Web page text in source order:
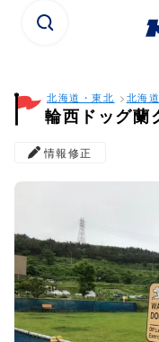
北海道・東北 北海道
輪西ドッグ蘭
情報修正